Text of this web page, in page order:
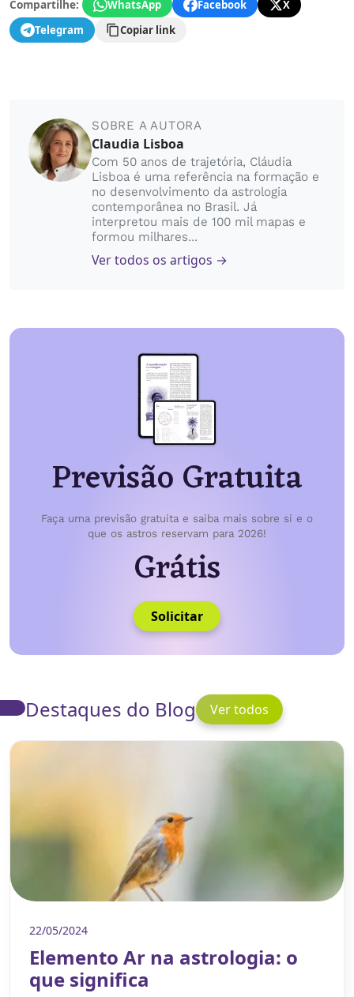
Compartilhe: WhatsApp Facebook
X
Telegram
Copiar link
SOBRE A AUTORA
Claudia Lisboa
Com 50 anos de trajetória, Cláudia
Lisboa é uma referência na formação e
no desenvolvimento da astrologia
contemporânea no Brasil. Já
interpretou mais de 100 mil mapas e
formou milhares...
Ver todos os artigos →
Previsão Gratuita
Faça uma previsão gratuita e saiba mais sobre si e o
que os astros reservam para 2026!
Grátis
Solicitar
Destaques do Blog Ver todos
22/05/2024
Elemento Ar na astrologia: o
que significa